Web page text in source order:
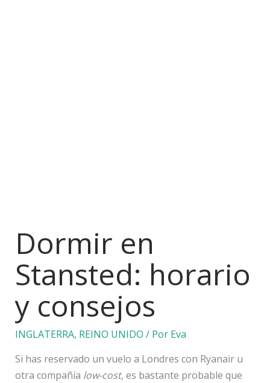
Dormir en
Stansted: horario
y consejos
INGLATERRA, REINO UNIDO / Por Eva
Si has reservado un vuelo a Londres con Ryanair u
otra compañía low-cost, es bastante probable que